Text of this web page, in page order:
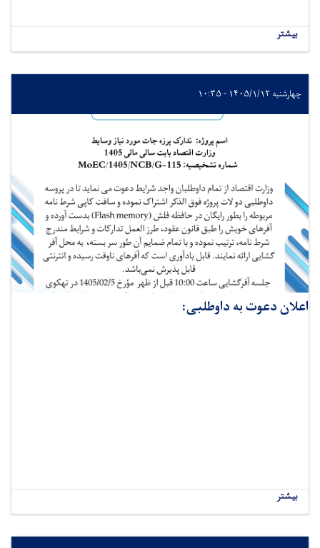
بیشتر
چهارشنبه ۱۴۰۵/۱/۱۲ - ۱۰:۳۵
اعلان دعوت به داوطلبی:
بیشتر